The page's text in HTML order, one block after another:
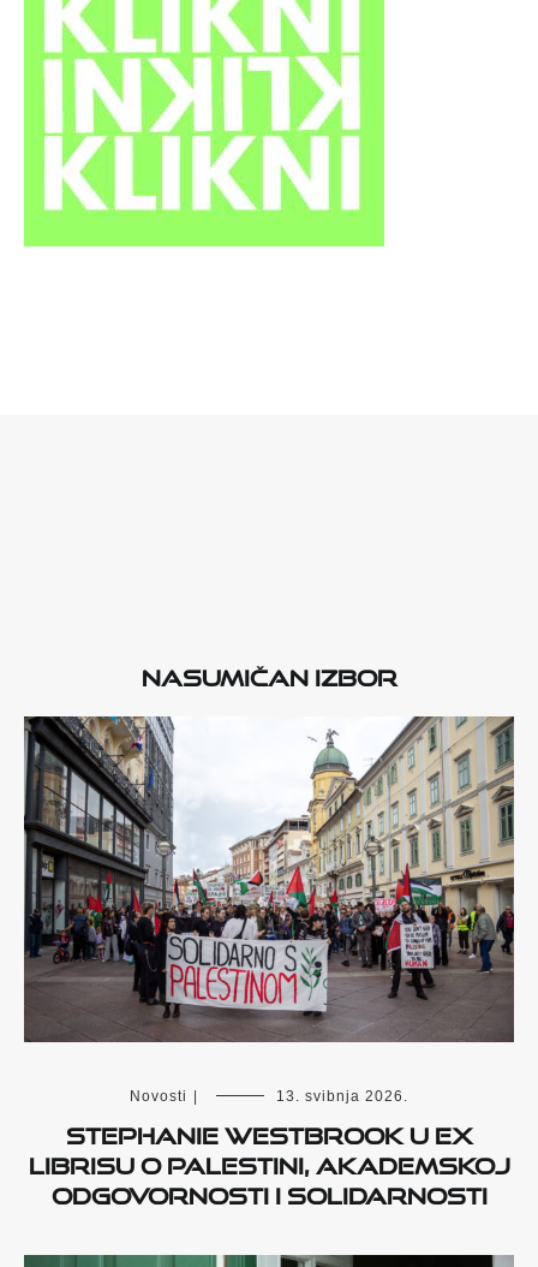
Nasumičan izbor
Novosti 13. svibnja 2026.
Stephanie Westbrook u Ex
Librisu o Palestini, akademskoj
odgovornosti i solidarnosti